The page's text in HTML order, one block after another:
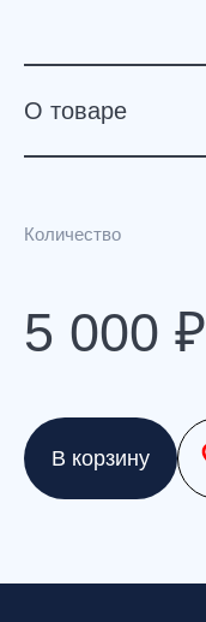
Количество
5 000 ₽
В корзину
О товаре